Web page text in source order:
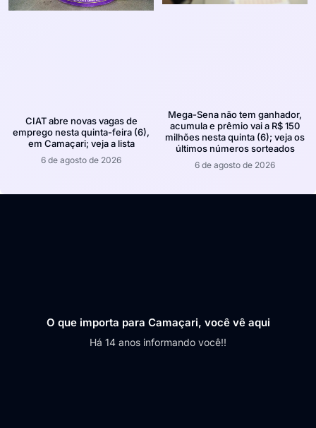
CIAT abre novas vagas de
emprego nesta quinta-feira (6),
em Camaçari; veja a lista
6 de agosto de 2026
Mega-Sena não tem ganhador,
acumula e prêmio vai a R$ 150
milhões nesta quinta (6); veja os
últimos números sorteados
6 de agosto de 2026
O que importa para Camaçari, você vê aqui
Há 14 anos informando você!!